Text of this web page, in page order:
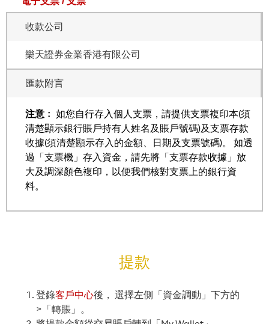
收款公司
樂天證券金業香港有限公司
匯款附言
注意﹕ 如您自行存入個人支票，請提供支票複印本(須
清楚顯示銀行賬戶持有人姓名及賬戶號碼)及支票存款
收據(須清楚顯示存入的金額、日期及支票號碼)。 如透
過「支票機」存入資金，請先將「支票存款收據」放
大及調深顏色複印，以便我們核對支票上的銀行資
料。
提款
登錄客戶中心後， 選擇左側「資金調動」下方的
>「轉賬」。